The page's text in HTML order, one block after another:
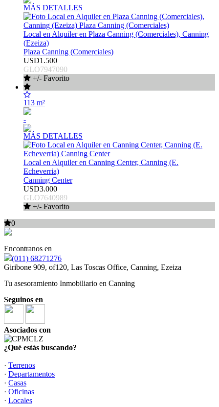
MÁS DETALLES
Local en Alquiler en Plaza Canning (Comerciales), Canning
(Ezeiza)
Plaza Canning (Comerciales)
USD1.500
GLO7947090
+/- Favorito
113 m²
-
MÁS DETALLES
Local en Alquiler en Canning Center, Canning (E.
Echeverria)
Canning Center
USD3.000
GLO7640989
+/- Favorito
0
Encontranos en
(011) 68271276
Giribone 909, of120, Las Toscas Office, Canning, Ezeiza
Tu asesoramiento Inmobiliario en Canning
Seguinos en
Asociados con
¿Qué estás buscando?
· Terrenos
· Departamentos
· Casas
· Oficinas
· Locales